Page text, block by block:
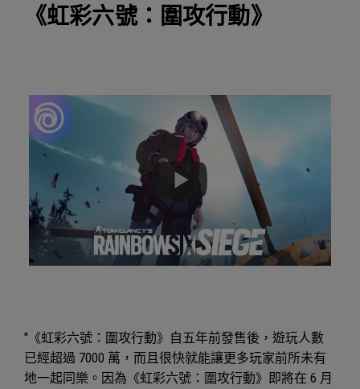
《虹彩六號：圍攻行動》
"《虹彩六號：圍攻行動》自五年前發售後，遊玩人數
已經超過 7000 萬，而且很快就能讓更多玩家前所未有
地一起同樂。因為《虹彩六號：圍攻行動》即將在 6 月